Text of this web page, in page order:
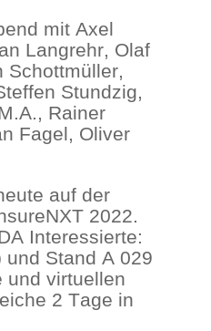
mit Axel
Langrehr, Olaf
Schottmüller,
Stundzig,
Rainer
Fagel, Oliver
auf der
2022.
Interessierte:
und Stand A 029
und virtuellen
2 Tage in